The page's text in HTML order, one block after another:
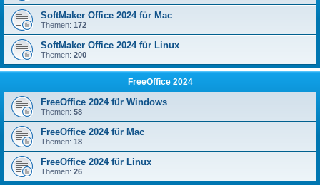
SoftMaker Office 2024 für Mac
Themen: 172
SoftMaker Office 2024 für Linux
Themen: 200
FreeOffice 2024
FreeOffice 2024 für Windows
Themen: 58
FreeOffice 2024 für Mac
Themen: 18
FreeOffice 2024 für Linux
Themen: 26